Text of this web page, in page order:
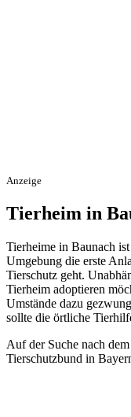
Anzeige
Tierheim in
Tierheime in Baunach
Umgebung die erste
Tierschutz geht.
Tierheim adoptieren
Umstände dazu
sollte die örtliche
Auf der Suche nach
Tierschutzbund in